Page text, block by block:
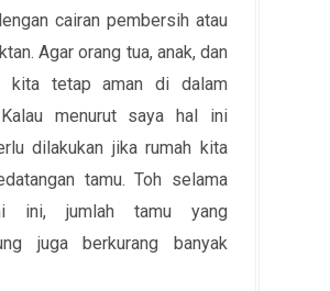
cairan pembersih atau
Agar orang tua, anak, dan
kita tetap aman di dalam
menurut saya hal ini
dilakukan jika rumah kita
tamu. Toh selama
ini, jumlah tamu yang
juga berkurang banyak